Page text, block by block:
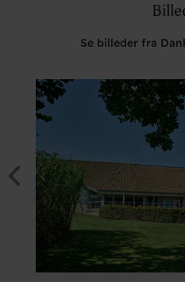
Se billeder fra